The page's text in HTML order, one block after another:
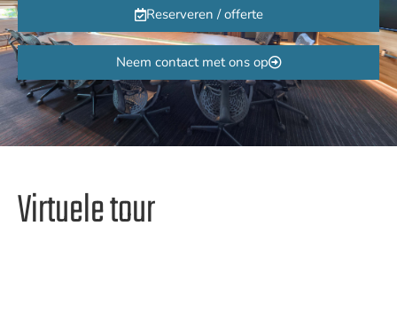
Reserveren / offerte
Neem contact met ons op
Virtuele tour